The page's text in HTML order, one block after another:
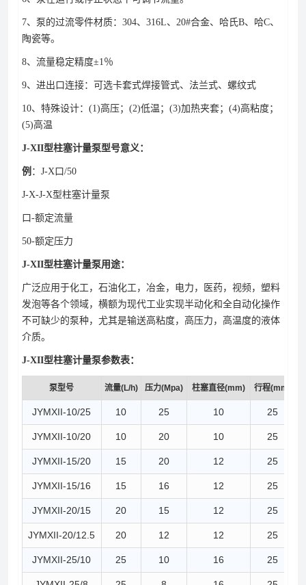
7、泵的过流零件材质：304、316L、20#合金、哈氏B、哈C、
陶瓷等。
8、流量稳定精度±1％
9、进出口连接：可选卡套式焊接管式、法兰式、螺纹式
10、特殊设计：(1)高压；(2)低温；(3)加热夹套；(4)高粘度；
(5)高温
J-XII型柱塞计量泵型号意义：
例 ：J-X口/50
J-X-J-X型柱塞计量泵
口-额定流量
50-额定压力
J-XII型柱塞计量泵用途：
广泛应用于化工，石油化工，冶金，电力，医药，视频，塑料
发泡等各个领域，横额为现代工业实现半动化和全自动化操作
不可缺少的泵种，尤其是输送高粘度，高压力，高温度的液体
介质。
J-XII型柱塞计量泵参数表：
泵型号 流量(L/h) 压力(Mpa) 柱塞直径(mm) 行程(mm)
JYMXII-10/25 10 25 10 25
JYMXII-10/20 10 20 10 25
JYMXII-15/20 15 20 12 25
JYMXII-15/16 15 16 12 25
JYMXII-20/15 20 15 12 25
JYMXII-20/12.5 20 12 12 25
JYMXII-25/10 25 10 16 25